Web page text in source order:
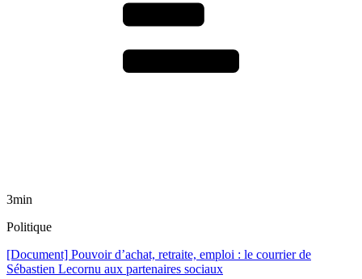
3min
Politique
[Document] Pouvoir d’achat, retraite, emploi : le courrier de
Sébastien Lecornu aux partenaires sociaux